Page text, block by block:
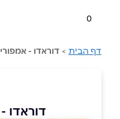
0
דף הבית > דוראדו -
דוראדו